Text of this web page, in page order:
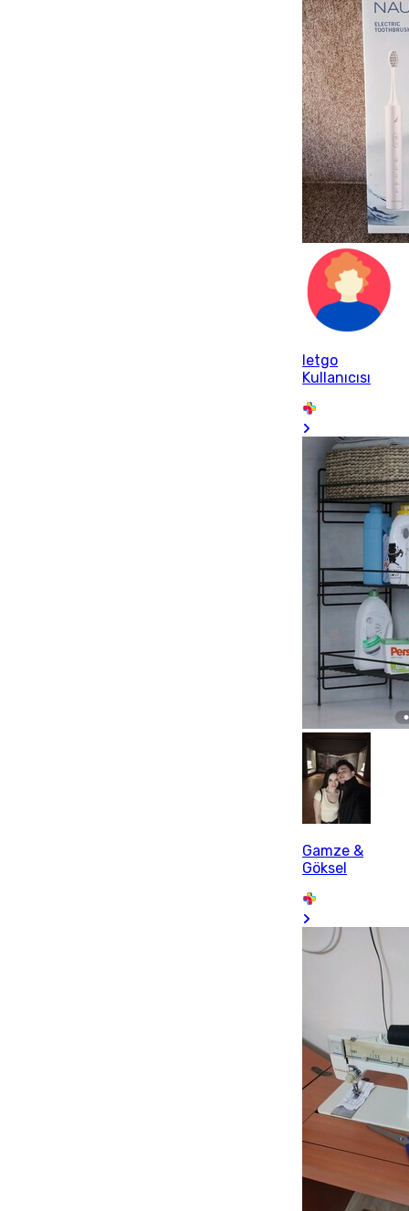
letgo
Kullanıcısı
Gamze &
Göksel